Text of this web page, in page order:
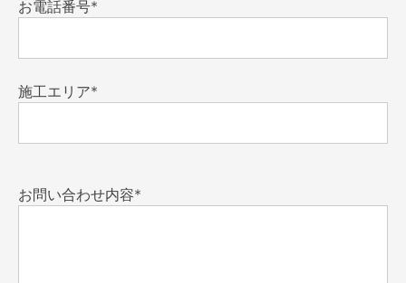
お電話番号*
施工エリア*
お問い合わせ内容*